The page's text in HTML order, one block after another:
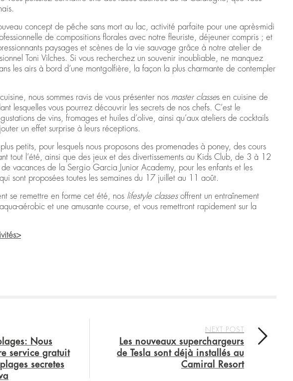
concept de pêche sans mort au lac, activité parfaite pour une après-midi
de compositions florales avec notre fleuriste, déjeuner compris ; et
paysages et scènes de la vie sauvage grâce à notre atelier de
Toni Vilches. Si vous recherchez un souvenir inoubliable, ne manquez
les airs à bord d’une montgolfière, la façon la plus charmante de contempler
nous sommes ravis de vous présenter nos master classes en cuisine de
lesquelles vous pourrez découvrir les secrets de nos chefs. C’est le
de vins, fromages et huiles d’olive, ainsi qu’aux ateliers de cocktails
un effet surprise à leurs réceptions.
petits, pour lesquels nous proposons des promenades à poney, des cours
tout l’été, ainsi que des jeux et des divertissements au Kids Club, de 3 à 12
vacances de la Sergio Garcia Junior Academy, pour les enfants et les
sont proposées toutes les semaines du 17 juillet au 11 août.
se remettre en forme cet été, nos lifestyle classesoffrent un entraînement
aérobic et une amusante course, et vous remettront rapidement sur la
NEXT POST
Les nouveaux superchargeurs
de Tesla sont déjà installés au
Camiral Resort
Nous
service gratuit
secretes